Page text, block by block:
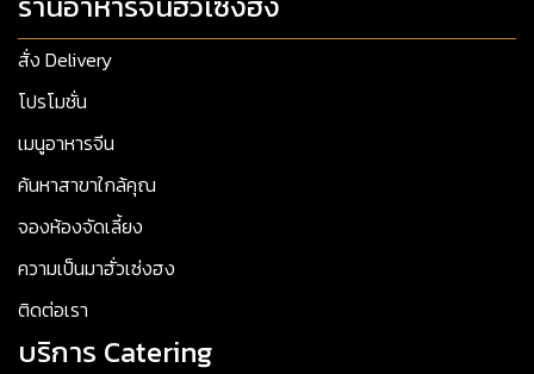
สั่ง Delivery
โปรโมชั่น
เมนูอาหารจีน
ค้นหาสาขาใกล้คุณ
จองห้องจัดเลี้ยง
ความเป็นมาฮั่วเซ่งฮง
ติดต่อเรา
บริการ Catering